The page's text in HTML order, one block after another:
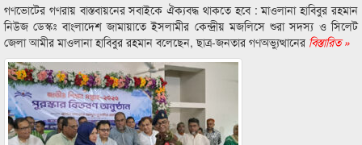
গণভোটের গণরায় বাস্তবায়নের সবাইকে ঐক্যবদ্ধ থাকতে হবে : মাওলানা হাবিবুর রহমান
নিউজ ডেস্কঃ বাংলাদেশ জামায়াতে ইসলামীর কেন্দ্রীয় মজলিসে শুরা সদস্য ও সিলেট
জেলা আমীর মাওলানা হাবিবুর রহমান বলেছেন, ছাত্র-জনতার গণঅভ্যুত্থানের বিস্তারিত »